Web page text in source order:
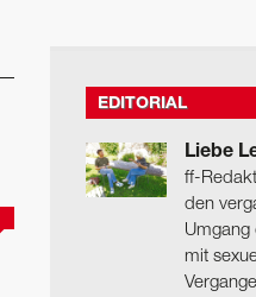
EDITORIAL
Liebe
ff-
den
Umgang
mit